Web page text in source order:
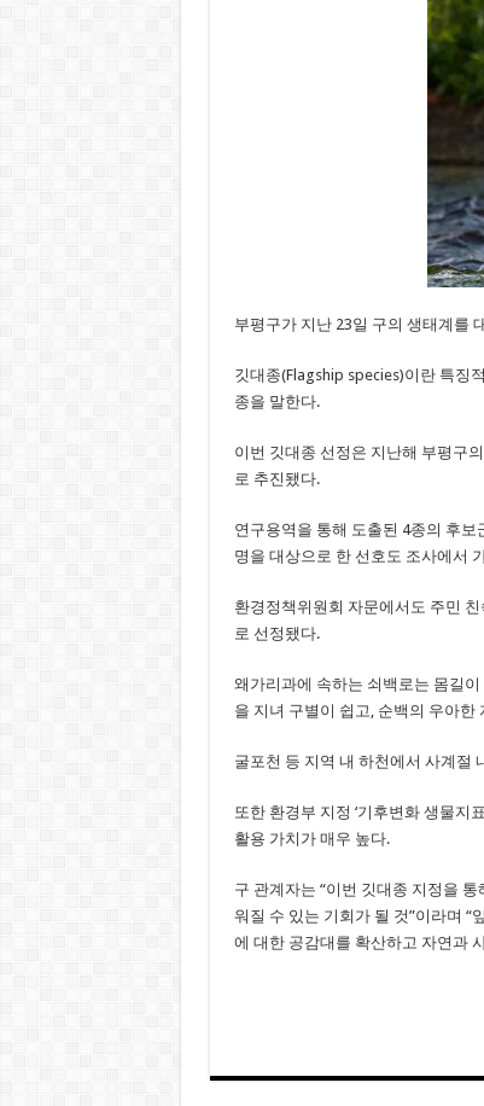
부평구가 지난 23일 구의 생태계를
깃대종(Flagship species)이란 특징
종을 말한다.
이번 깃대종 선정은 지난해 부평구
로 추진됐다.
연구용역을 통해 도출된 4종의 후보
명을 대상으로 한 선호도 조사에서
환경정책위원회 자문에서도 주민
로 선정됐다.
왜가리과에 속하는 쇠백로는 몸길
을 지녀 구별이 쉽고, 순백의 우아
굴포천 등 지역 내 하천에서 사계절
또한 환경부 지정 ‘기후변화 생물지
활용 가치가 매우 높다.
구 관계자는 “이번 깃대종 지정을
워질 수 있는 기회가 될 것”이라며
에 대한 공감대를 확산하고 자연과